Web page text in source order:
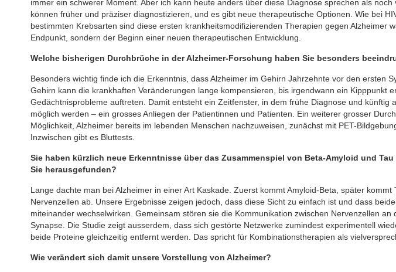
immer ein schwerer Moment. Aber ich kann heute anders über diese Diagnose sprechen als
können früher und präziser diagnostizieren, und es gibt neue therapeutische Optionen. Wie bei
bestimmten Krebsarten sind diese ersten krankheitsmodifizierenden Therapien gegen Alzheimer
Endpunkt, sondern der Beginn einer neuen therapeutischen Entwicklung.
Welche bisherigen Durchbrüche in der Alzheimer-Forschung haben Sie besonders
Besonders wichtig finde ich die Erkenntnis, dass Alzheimer im Gehirn Jahrzehnte vor den ersten
Gehirn kann die krankhaften Veränderungen lange kompensieren, bis irgendwann ein Kipppunkt
Gedächtnisprobleme auftreten. Damit entsteht ein Zeitfenster, in dem frühe Diagnose und künftig
möglich werden – ein grosses Anliegen der Patientinnen und Patienten. Ein weiterer grosser
Möglichkeit, Alzheimer bereits im lebenden Menschen nachzuweisen, zunächst mit PET-
Inzwischen gibt es Bluttests.
Sie haben kürzlich neue Erkenntnisse über das Zusammenspiel von Beta-Amyloid und
Sie herausgefunden?
Lange dachte man bei Alzheimer in einer Art Kaskade. Zuerst kommt Amyloid-Beta, später kommt
Nervenzellen ab. Unsere Ergebnisse zeigen jedoch, dass diese Sicht zu einfach ist und dass
miteinander wechselwirken. Gemeinsam stören sie die Kommunikation zwischen Nervenzellen an
Synapse. Die Studie zeigt ausserdem, dass sich gestörte Netzwerke zumindest experimentell
beide Proteine gleichzeitig entfernt werden. Das spricht für Kombinationstherapien als
Wie verändert sich damit unsere Vorstellung von Alzheimer?